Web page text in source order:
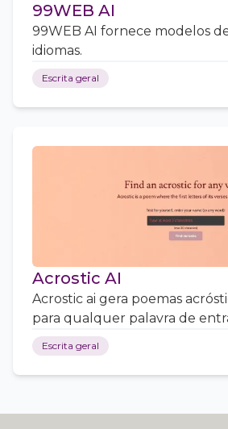
99WEB AI
99WEB AI fornece modelos
idiomas.
Escrita geral
Acrostic AI
Acrostic ai gera poemas
para qualquer palavra de
Escrita geral